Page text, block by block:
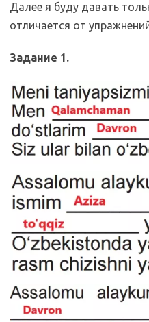
Далее я буду давать
отличается от
Задание 1.